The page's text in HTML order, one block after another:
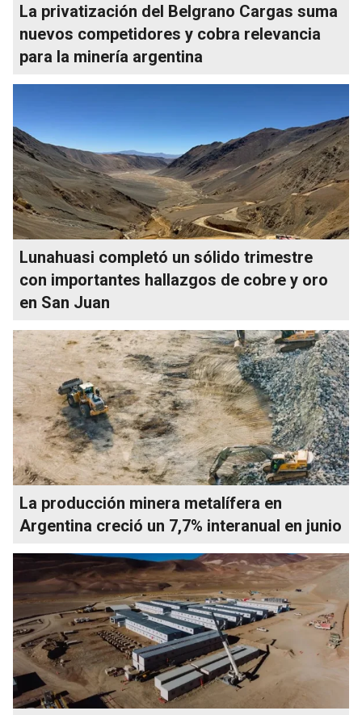
La privatización del Belgrano Cargas suma
nuevos competidores y cobra relevancia
para la minería argentina
Lunahuasi completó un sólido trimestre
con importantes hallazgos de cobre y oro
en San Juan
La producción minera metalífera en
Argentina creció un 7,7% interanual en junio